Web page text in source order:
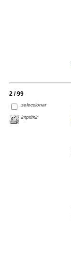
2 / 99
seleccionar
imprimir